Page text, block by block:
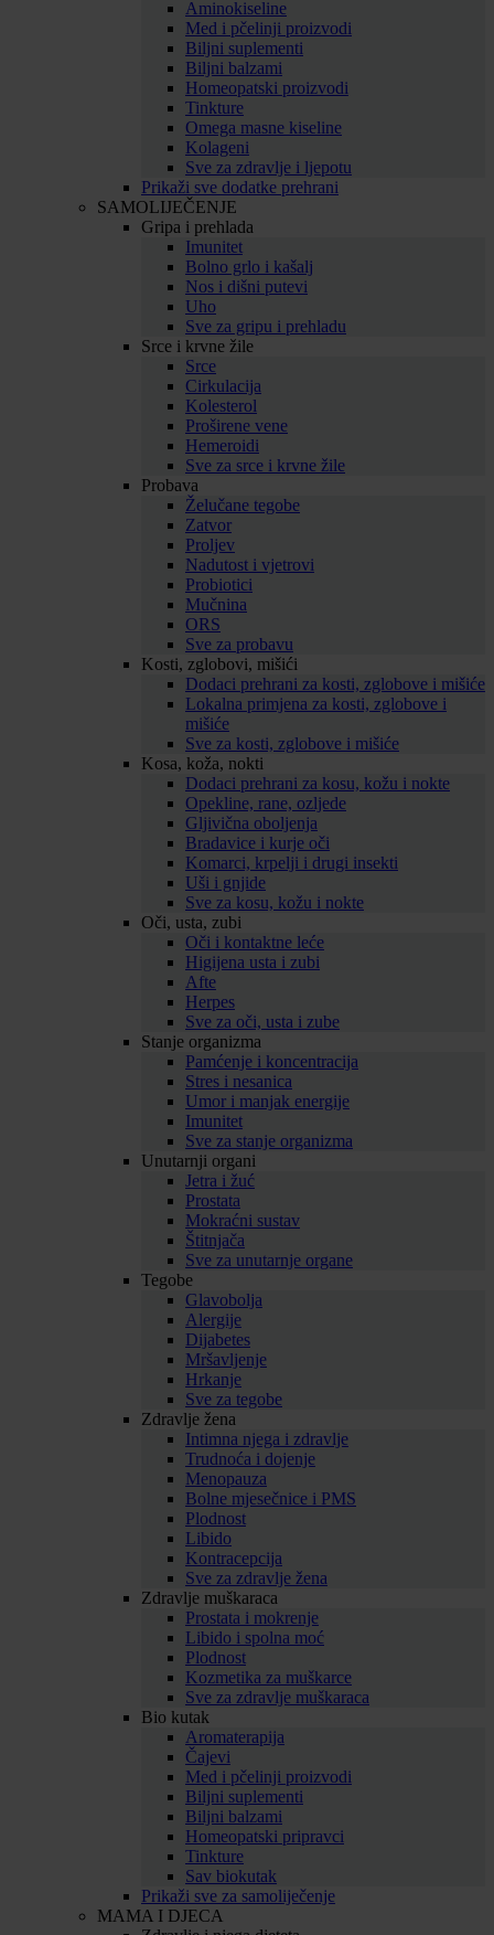
Aminokiseline
Med i pčelinji proizvodi
Biljni suplementi
Biljni balzami
Homeopatski proizvodi
Tinkture
Omega masne kiseline
Kolageni
Sve za zdravlje i ljepotu
Prikaži sve dodatke prehrani
SAMOLIJEČENJE
Gripa i prehlada
Imunitet
Bolno grlo i kašalj
Nos i dišni putevi
Uho
Sve za gripu i prehladu
Srce i krvne žile
Srce
Cirkulacija
Kolesterol
Proširene vene
Hemeroidi
Sve za srce i krvne žile
Probava
Želučane tegobe
Zatvor
Proljev
Nadutost i vjetrovi
Probiotici
Mučnina
ORS
Sve za probavu
Kosti, zglobovi, mišići
Dodaci prehrani za kosti, zglobove i mišiće
Lokalna primjena za kosti, zglobove i
mišiće
Sve za kosti, zglobove i mišiće
Kosa, koža, nokti
Dodaci prehrani za kosu, kožu i nokte
Opekline, rane, ozljede
Gljivična oboljenja
Bradavice i kurje oči
Komarci, krpelji i drugi insekti
Uši i gnjide
Sve za kosu, kožu i nokte
Oči, usta, zubi
Oči i kontaktne leće
Higijena usta i zubi
Afte
Herpes
Sve za oči, usta i zube
Stanje organizma
Pamćenje i koncentracija
Stres i nesanica
Umor i manjak energije
Imunitet
Sve za stanje organizma
Unutarnji organi
Jetra i žuć
Prostata
Mokraćni sustav
Štitnjača
Sve za unutarnje organe
Tegobe
Glavobolja
Alergije
Dijabetes
Mršavljenje
Hrkanje
Sve za tegobe
Zdravlje žena
Intimna njega i zdravlje
Trudnoća i dojenje
Menopauza
Bolne mjesečnice i PMS
Plodnost
Libido
Kontracepcija
Sve za zdravlje žena
Zdravlje muškaraca
Prostata i mokrenje
Libido i spolna moć
Plodnost
Kozmetika za muškarce
Sve za zdravlje muškaraca
Bio kutak
Aromaterapija
Čajevi
Med i pčelinji proizvodi
Biljni suplementi
Biljni balzami
Homeopatski pripravci
Tinkture
Sav biokutak
Prikaži sve za samoliječenje
MAMA I DJECA